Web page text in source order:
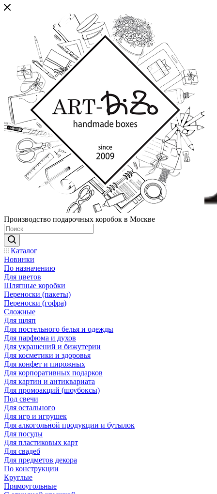
Производство подарочных коробок в Москве
Каталог
Новинки
По назначению
Для цветов
Шляпные коробки
Переноски (пакеты)
Переноски (гофра)
Сложные
Для шляп
Для постельного белья и одежды
Для парфюма и духов
Для украшений и бижутерии
Для косметики и здоровья
Для конфет и пирожных
Для корпоративных подарков
Для картин и антиквариата
Для промоакций (шоубоксы)
Под свечи
Для остального
Для игр и игрушек
Для алкогольной продукции и бутылок
Для посуды
Для пластиковых карт
Для свадеб
Для предметов декора
По конструкции
Круглые
Прямоугольные